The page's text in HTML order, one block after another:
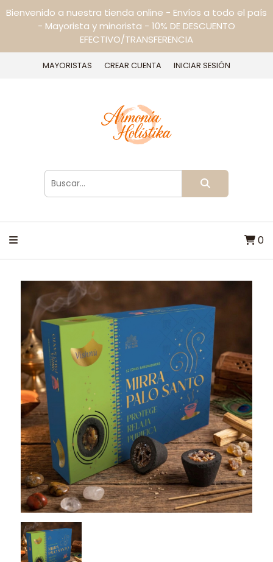
Bienvenido a nuestra tienda online - Envíos a todo el país
- Mayorista y minorista - 10% DE DESCUENTO
EFECTIVO/TRANSFERENCIA
MAYORISTAS CREAR CUENTA INICIAR SESIÓN
0